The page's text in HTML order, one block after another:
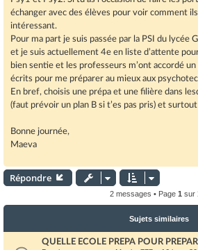
échanger avec des élèves pour voir comment
intéressant.
Pour ma part je suis passée par la PSI du lycée
et je suis actuellement 4e en liste d’attente pour
bien sentie et les professeurs m’ont accordé
écrits pour me préparer au mieux aux
En bref, choisis une prépa et une filière dans
(faut prévoir un plan B si t’es pas pris) et surtout
Bonne journée,
Maeva
Répondre
2 messages • Page 1 sur
Sujets similaires
QUELLE ECOLE PREPA POUR